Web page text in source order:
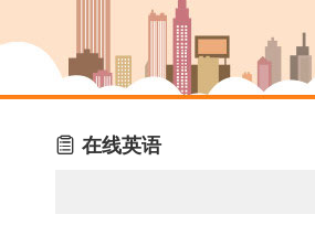
 在线英语